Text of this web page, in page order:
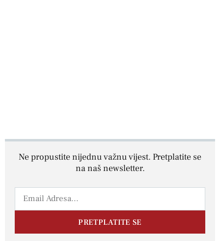
Ne propustite nijednu važnu vijest. Pretplatite se
na naš newsletter.
PRETPLATITE SE